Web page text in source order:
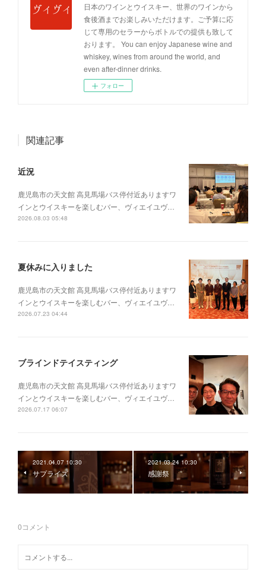
日本のワインとウイスキー、世界のワインから
食後酒までお楽しみいただけます。ご予算に応
じて専用のセラーからボトルでの提供も致して
おります。 You can enjoy Japanese wine and
whiskey, wines from around the world, and
even after-dinner drinks.
フォロー
関連記事
近況
鹿児島市の天文館 高見馬場バス停付近ありますワ
インとウイスキーを楽しむバー、ヴィエイユヴ…
2026.08.03 05:48
夏休みに入りました
鹿児島市の天文館 高見馬場バス停付近ありますワ
インとウイスキーを楽しむバー、ヴィエイユヴ…
2026.07.23 04:44
ブラインドテイスティング
鹿児島市の天文館 高見馬場バス停付近ありますワ
インとウイスキーを楽しむバー、ヴィエイユヴ…
2026.07.17 06:07
2021.04.07 10:30
サプライズ
2021.03.24 10:30
感謝祭
0コメント